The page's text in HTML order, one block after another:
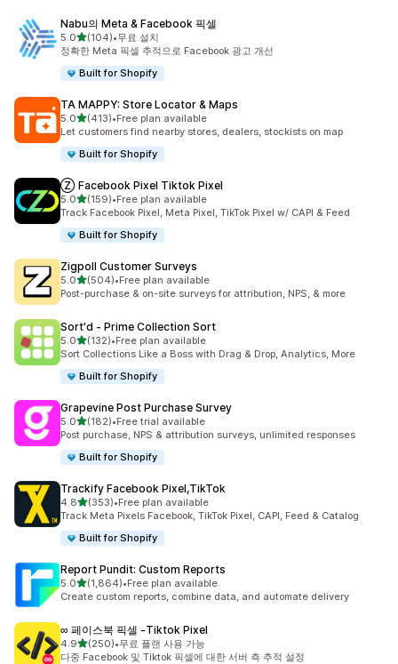
Nabu의 Meta & Facebook 픽셀
5.0별 5개 중
(104)
총 리뷰 104개
•무료 설치
정확한 Meta 픽셀 추적으로 Facebook 광고 개선
Built for Shopify
TA MAPPY: Store Locator & Maps
5.0별 5개 중
(413)
총 리뷰 413개
•Free plan available
Let customers find nearby stores, dealers, stockists on map
Built for Shopify
Ⓩ Facebook Pixel Tiktok Pixel
5.0별 5개 중
(159)
총 리뷰 159개
•Free plan available
Track Facebook Pixel, Meta Pixel, TikTok Pixel w/ CAPI & Feed
Built for Shopify
Zigpoll Customer Surveys
5.0별 5개 중
(504)
총 리뷰 504개
•Free plan available
Post-purchase & on-site surveys for attribution, NPS, & more
Sort'd ‑ Prime Collection Sort
5.0별 5개 중
(132)
총 리뷰 132개
•Free plan available
Sort Collections Like a Boss with Drag & Drop, Analytics, More
Built for Shopify
Grapevine Post Purchase Survey
5.0별 5개 중
(182)
총 리뷰 182개
•Free trial available
Post purchase, NPS & attribution surveys, unlimited responses
Built for Shopify
Trackify Facebook Pixel,TikTok
4.8별 5개 중
(353)
총 리뷰 353개
•Free plan available
Track Meta Pixels Facebook, TikTok Pixel, CAPI, Feed & Catalog
Built for Shopify
Report Pundit: Custom Reports
5.0별 5개 중
(1,864)
총 리뷰 1864개
•Free plan available
Create custom reports, combine data, and automate delivery
∞ 페이스북 픽셀 ‑Tiktok Pixel
4.9별 5개 중
(250)
총 리뷰 250개
•무료 플랜 사용 가능
다중 Facebook 및 Tiktok 픽셀에 대한 서버 측 추적 설정